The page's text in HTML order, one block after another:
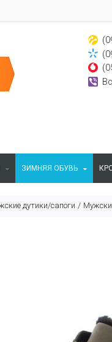
ЗИМНЯЯ ОБУВЬ
дутики/сапоги